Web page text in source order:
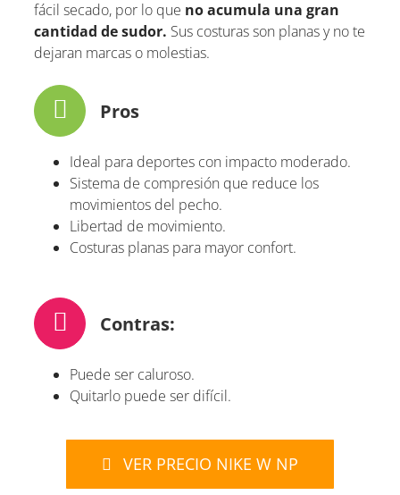
fácil secado, por lo que no acumula una gran
cantidad de sudor. Sus costuras son planas y no te
dejaran marcas o molestias.
Pros
Ideal para deportes con impacto moderado.
Sistema de compresión que reduce los
movimientos del pecho.
Libertad de movimiento.
Costuras planas para mayor confort.
Contras:
Puede ser caluroso.
Quitarlo puede ser difícil.
VER PRECIO NIKE W NP